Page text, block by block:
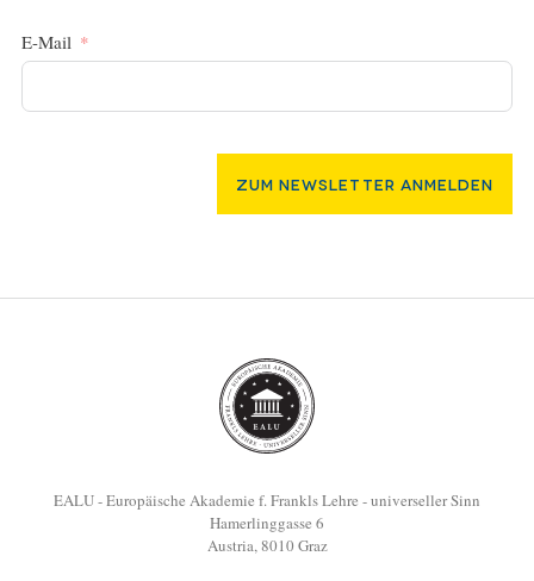
E-Mail
Zum Newsletter Anmelden
EALU - Europäische Akademie f. Frankls Lehre - universeller Sinn
Hamerlinggasse 6
Austria, 8010 Graz